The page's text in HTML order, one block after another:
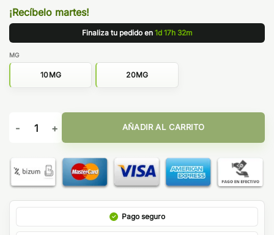
¡Recíbelo martes!
Finaliza tu pedido en 1d 17h 32m
MG
10MG 20MG
Sales Ibiza Sangría Ossem Salts 10ml cantidad
AÑADIR AL CARRITO
Pago seguro